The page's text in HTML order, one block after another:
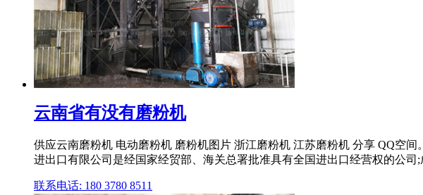
云南省有没有磨粉机
供应云南磨粉机 电动磨粉机 磨粉机图片 浙江磨粉机 江苏磨粉机 分享 QQ空
进出口有限公司是经国家经贸部、海关总署批准具有全国进出口经营权的公司;
联系电话: 180 3780 8511